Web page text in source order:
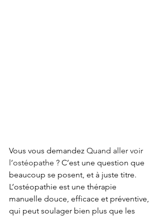
Vous vous demandez Quand aller voir
l’ostéopathe ? C’est une question que
beaucoup se posent, et à juste titre.
L’ostéopathie est une thérapie
manuelle douce, efficace et préventive,
qui peut soulager bien plus que les